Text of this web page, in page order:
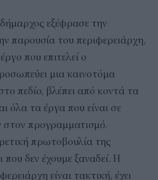
εξέφρασε την
παρουσία του περιφερειάρχη,
που επιτελεί ο
μια καινοτόμα
πεδίο, βλέπει από κοντά τα
όλα τα έργα που είναι σε
στον προγραμματισμό.
πρωτοβουλία της
που δεν έχουμε ξαναδεί. Η
είναι τακτική, έχει